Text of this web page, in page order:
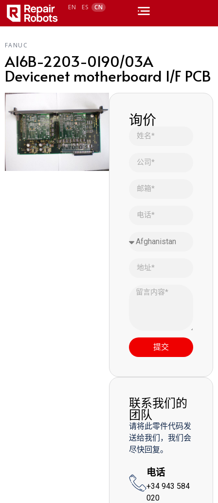
EN ES CN
FANUC
A16B-2203-0190/03A
Devicenet motherboard I/F PCB
询价
提交
联系我们的
团队
请将此零件代码发
送给我们，我们会
尽快回复。
电话
+34 943 584
020